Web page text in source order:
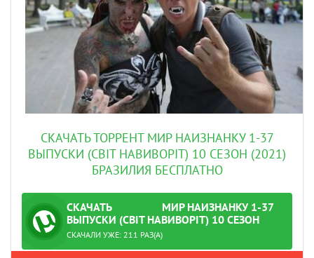
СКАЧАТЬ ТОРРЕНТ МИР НАИЗНАНКУ 1-37
ВЫПУСКИ (СВIТ НАВИВОРIТ) 10 СЕЗОН (2021)
БРАЗИЛИЯ БЕСПЛАТНО
СКАЧАТЬ
ТОРРЕНТ
МИР НАИЗНАНКУ 1-37
ВЫПУСКИ (СВIТ НАВИВОРIТ) 10 СЕЗОН
(2021) БРАЗИЛИЯ
ПРОВЕРЕНО СКАЧАЛИ УЖЕ: 211 РАЗ(А)